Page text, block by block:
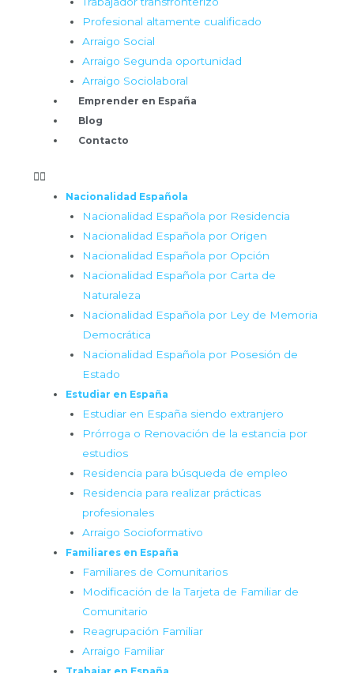
Profesional altamente cualificado
Arraigo Social
Arraigo Segunda oportunidad
Arraigo Sociolaboral
Emprender en España
Blog
Contacto
Nacionalidad Española
Nacionalidad Española por Residencia
Nacionalidad Española por Origen
Nacionalidad Española por Opción
Nacionalidad Española por Carta de
Naturaleza
Nacionalidad Española por Ley de Memoria
Democrática
Nacionalidad Española por Posesión de
Estado
Estudiar en España
Estudiar en España siendo extranjero
Prórroga o Renovación de la estancia por
estudios
Residencia para búsqueda de empleo
Residencia para realizar prácticas
profesionales
Arraigo Socioformativo
Familiares en España
Familiares de Comunitarios
Modificación de la Tarjeta de Familiar de
Comunitario
Reagrupación Familiar
Arraigo Familiar